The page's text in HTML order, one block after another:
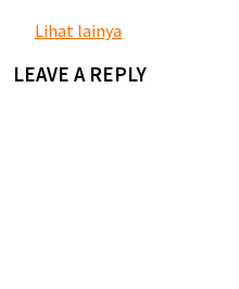
Lihat lainya
LEAVE A REPLY